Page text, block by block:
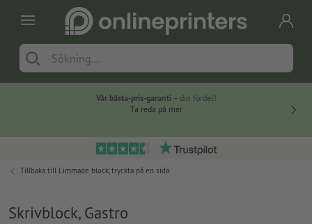
Vår bästa-pris-garanti – din fördel!
Ta reda på mer
Tillbaka till Limmade block, tryckta på en sida
Skrivblock, Gastro